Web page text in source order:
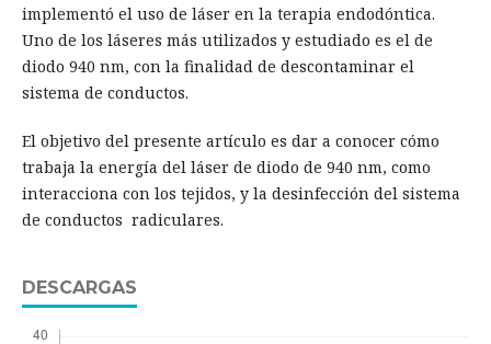
implementó el uso de láser en la terapia endodóntica.
Uno de los láseres más utilizados y estudiado es el de
diodo 940 nm, con la finalidad de descontaminar el
sistema de conductos.
El objetivo del presente artículo es dar a conocer cómo
trabaja la energía del láser de diodo de 940 nm, como
interacciona con los tejidos, y la desinfección del sistema
de conductos radiculares.
DESCARGAS